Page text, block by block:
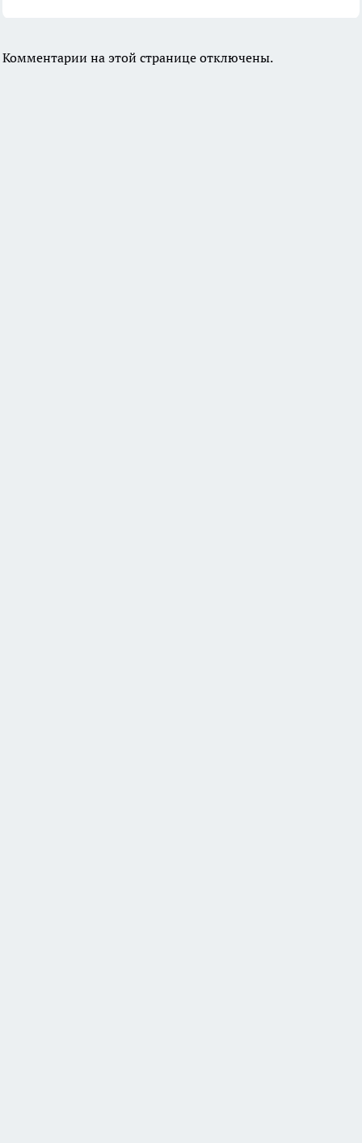
Комментарии на этой странице отключены.